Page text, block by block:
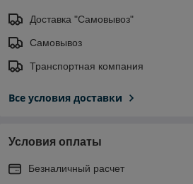
Доставка "Самовывоз"
Самовывоз
Транспортная компания
Все условия доставки
Условия оплаты
Безналичный расчет